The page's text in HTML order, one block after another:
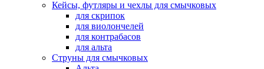
Кейсы, футляры и чехлы для смычковых
для скрипок
для виолончелей
для контрабасов
для альта
Струны для смычковых